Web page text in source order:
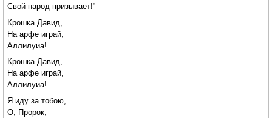
Свой народ призывает!”
Крошка Давид,
На арфе играй,
Аллилуиа!
Крошка Давид,
На арфе играй,
Аллилуиа!
Я иду за тобою,
О, Пророк,